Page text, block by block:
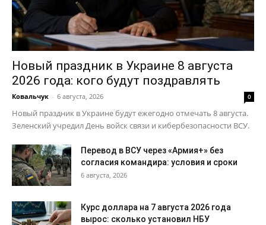
Новый праздник в Украине 8 августа
2026 года: кого будут поздравлять
Ковальчук - 6 августа, 2026 0
Новый праздник в Украине будут ежегодно отмечать 8 августа.
Зеленский учредил День войск связи и кибербезопасности ВСУ.
Перевод в ВСУ через «Армия+» без
согласия командира: условия и сроки
6 августа, 2026
Курс доллара на 7 августа 2026 года
вырос: сколько установил НБУ